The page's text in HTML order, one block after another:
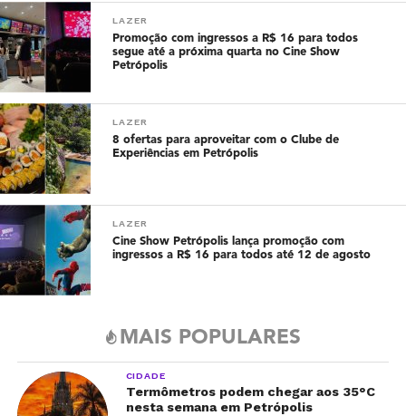
LAZER
Promoção com ingressos a R$ 16 para todos
segue até a próxima quarta no Cine Show
Petrópolis
LAZER
8 ofertas para aproveitar com o Clube de
Experiências em Petrópolis
LAZER
Cine Show Petrópolis lança promoção com
ingressos a R$ 16 para todos até 12 de agosto
MAIS POPULARES
CIDADE
Termômetros podem chegar aos 35°C
nesta semana em Petrópolis